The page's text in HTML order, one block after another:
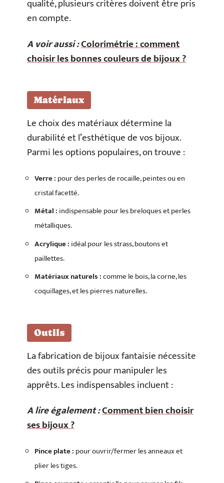
qualité, plusieurs critères doivent être pris
en compte.
A voir aussi :Colorimétrie : comment
choisir les bonnes couleurs de bijoux ?
Matériaux
Le choix des matériaux détermine la
durabilité et l’esthétique de vos bijoux.
Parmi les options populaires, on trouve :
Verre : pour des perles de rocaille, peintes ou en
cristal facetté.
Métal : indispensable pour les breloques et perles
métalliques.
Acrylique : idéal pour les strass, boutons et
paillettes.
Matériaux naturels :comme le bois, la corne, les
coquillages, et les pierres naturelles.
Outils
La fabrication de bijoux fantaisie nécessite
des outils précis pour manipuler les
apprêts. Les indispensables incluent :
A lire également :Comment bien choisir
ses bijoux ?
Pince plate : pour ouvrir/fermer les anneaux et
plier les tiges.